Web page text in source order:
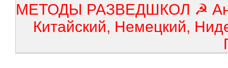
МЕТОДЫ РАЗВЕДШКОЛ ☭
Китайский, Немецкий,